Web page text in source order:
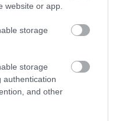
website or app.
storage
storage
authentication
and other